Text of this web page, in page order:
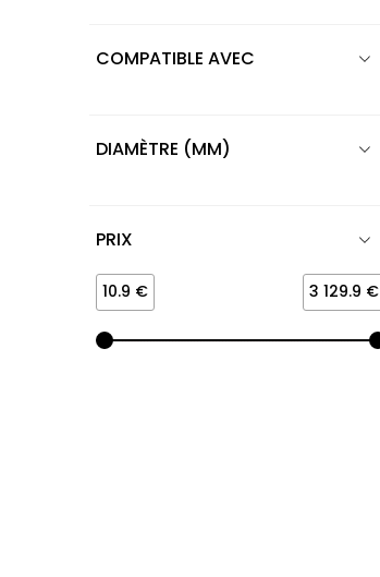
COMPATIBLE AVEC
DIAMÈTRE (MM)
PRIX
10.9 € 3 129.9 €